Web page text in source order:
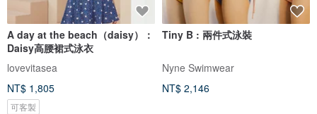
A day at the beach（daisy）：
Daisy高腰裙式泳衣
lovevitasea
NT$ 1,805
可客製
Tiny B : 兩件式泳裝
Nyne Swimwear
NT$ 2,146